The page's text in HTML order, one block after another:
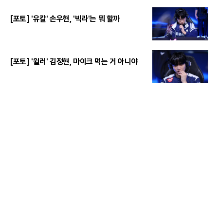
[포토] '유칼' 손우현, '빅라'는 뭐 할까
[포토] '윌러' 김정현, 마이크 먹는 거 아니야